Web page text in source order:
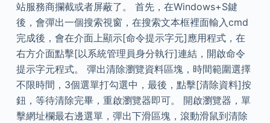
站服務商攔截或者屏蔽了。 首先，在Windows+S鍵
後，會彈出一個搜索視窗，在搜索文本框裡面輸入cmd
完成後，會在介面上顯示[命令提示字元]應用程式，在
右方介面點擊[以系統管理員身分執行]連結，開啟命令
提示字元程式。 彈出清除瀏覽資料區塊，時間範圍選擇
不限時間，3個選單打勾選中，最後，點擊[清除資料]按
鈕，等待清除完畢，重啟瀏覽器即可。 開啟瀏覽器，單
擊網址欄最右邊選單，彈出下滑區塊，滾動滑鼠到清除